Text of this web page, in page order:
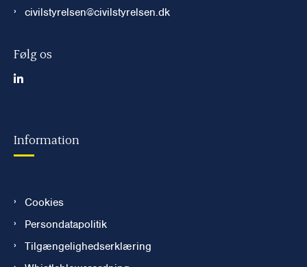
civilstyrelsen@civilstyrelsen.dk
Følg os
Information
Cookies
Persondatapolitik
Tilgængelighedserklæring